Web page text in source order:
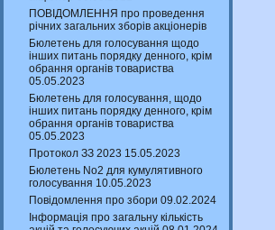
ПОВІДОМЛЕННЯ про проведення
річних загальних зборів акціонерів
Бюлетень для голосування щодо
інших питань порядку денного, крім
обрання органів товариства
05.05.2023
Бюлетень для голосування, щодо
інших питань порядку денного, крім
обрання органів товариства
05.05.2023
Протокол ЗЗ 2023 15.05.2023
Бюлетень No2 для кумулятивного
голосування 10.05.2023
Повідомлення про збори 09.02.2024
Інформація про загальну кількість